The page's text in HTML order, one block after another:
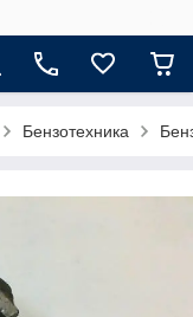
Бензотехника